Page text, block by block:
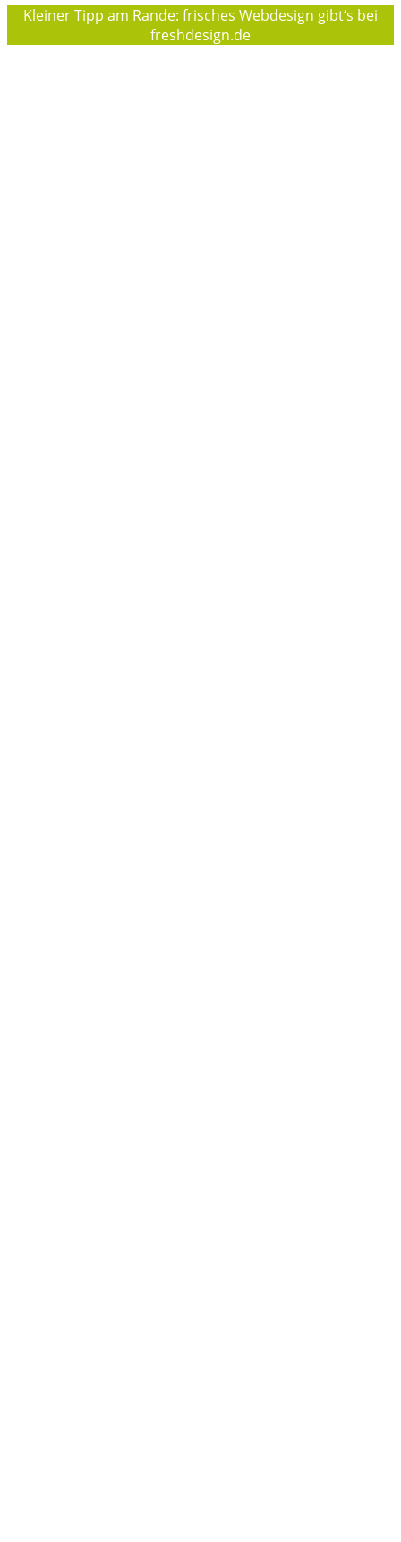
Kleiner Tipp am Rande: frisches Webdesign gibt‘s bei
freshdesign.de